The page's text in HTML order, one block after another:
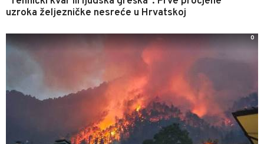
uzroka željezničke nesreće u Hrvatskoj
0